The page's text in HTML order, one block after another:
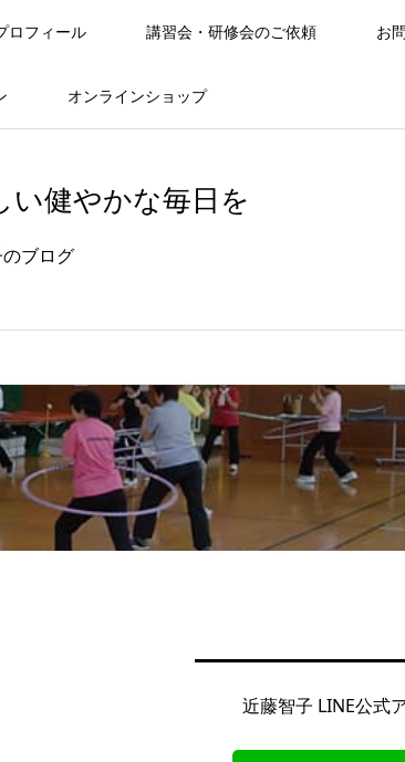
ロフィール 講習会・研修会のご依頼 お
オンラインショップ
い健やかな毎日を
ブログ
近藤智子 LINE公式